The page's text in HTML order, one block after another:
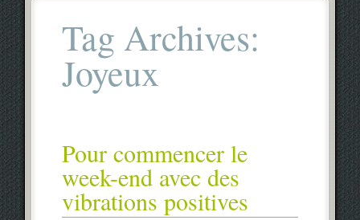
Tag Archives:
Joyeux
Pour commencer le
week-end avec des
vibrations positives